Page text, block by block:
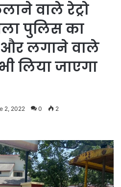
वाले रेट्रो
पुलिस का
लगाने वाले
लिया जाएगा
2, 2022 0 2